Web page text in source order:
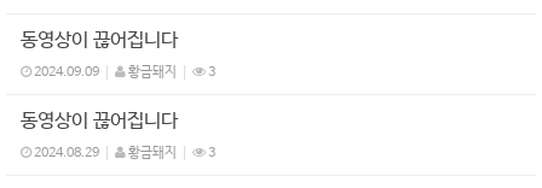
동영상이 끊어집니다
2024.09.09 황금돼지 3
동영상이 끊어집니다
2024.08.29 황금돼지 3